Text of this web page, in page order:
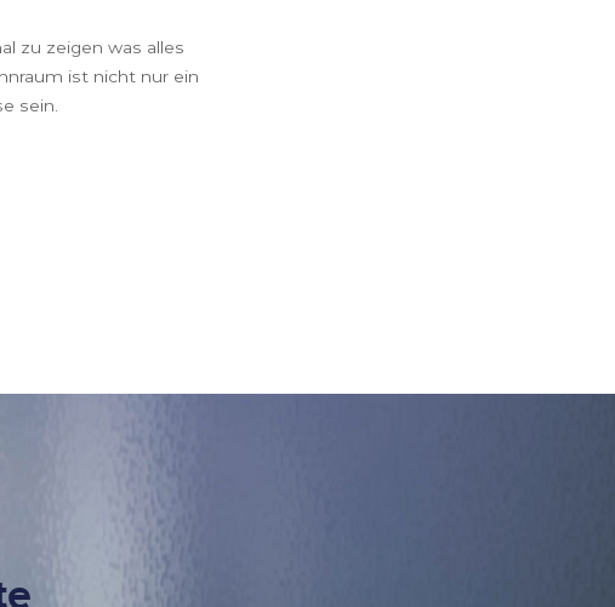
zu zeigen was alles
ist nicht nur ein
sein.